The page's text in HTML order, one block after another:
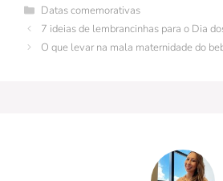
b
o
st r
dI
n
Categorias
Datas comemorativas
7 ideias de lembrancinhas para o Dia
O que levar na mala maternidade do